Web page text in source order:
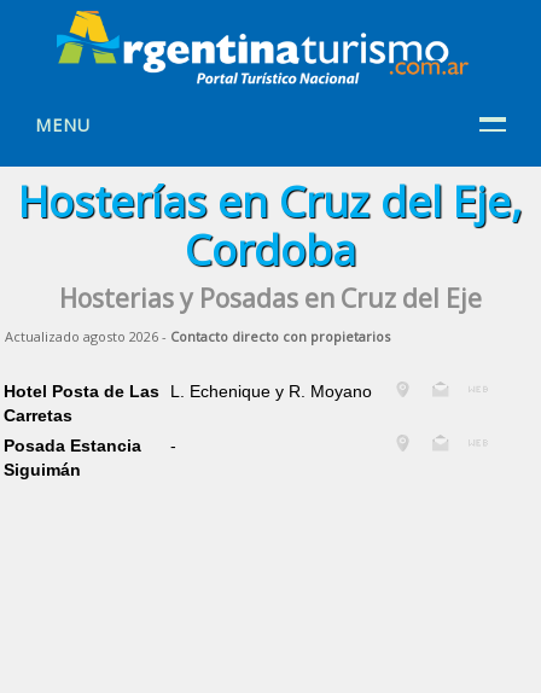
MENU
Hosterías en Cruz del Eje,
Cordoba
Hosterias y Posadas en Cruz del Eje
Actualizado agosto 2026 - Contacto directo con propietarios
Hotel Posta de Las
Carretas
L. Echenique y R. Moyano
Posada Estancia
Siguimán
-